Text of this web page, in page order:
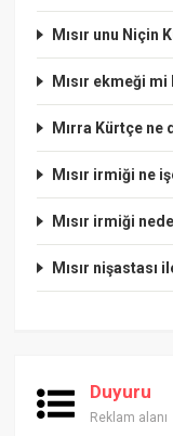
Mısır unu Niçin
Mısır ekmeği
Mırra Kürtçe ne
Mısır irmiği ne
Mısır irmiği
Mısır nişastası
Duyuru
Reklam alanı